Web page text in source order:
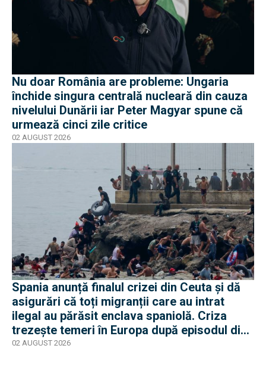
Nu doar România are probleme: Ungaria
închide singura centrală nucleară din cauza
nivelului Dunării iar Peter Magyar spune că
urmează cinci zile critice
02 AUGUST 2026
Spania anunță finalul crizei din Ceuta și dă
asigurări că toți migranții care au intrat
ilegal au părăsit enclava spaniolă. Criza
trezește temeri în Europa după episodul din
2015
02 AUGUST 2026